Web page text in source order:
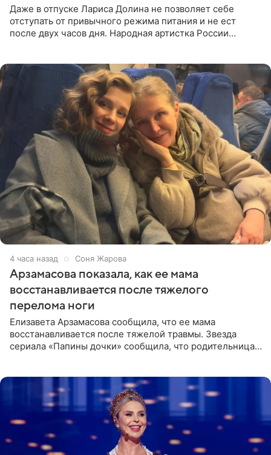
Даже в отпуске Лариса Долина не позволяет себе
отступать от привычного режима питания и не ест
после двух часов дня. Народная артистка России
4 часа назад Соня Жарова
Арзамасова показала, как ее мама
восстанавливается после тяжелого
перелома ноги
Елизавета Арзамасова сообщила, что ее мама
восстанавливается после тяжелой травмы. Звезда
сериала «Папины дочки» сообщила, что родительница